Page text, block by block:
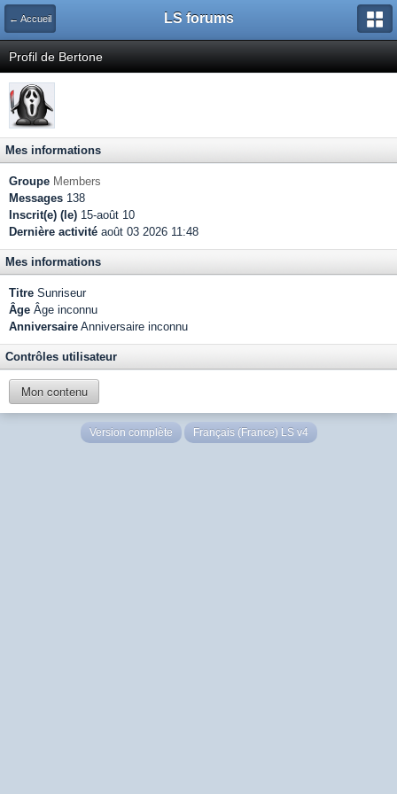
← Accueil LS forums
Profil de Bertone
Mes informations
Groupe Members
Messages 138
Inscrit(e) (le) 15-août 10
Dernière activité août 03 2026 11:48
Mes informations
Titre Sunriseur
Âge Âge inconnu
Anniversaire Anniversaire inconnu
Contrôles utilisateur
Mon contenu
Version complète Français (France) LS v4